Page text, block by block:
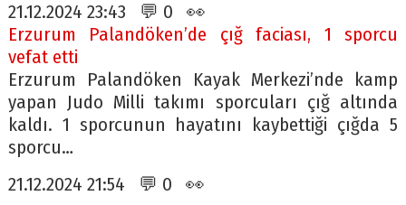
21.12.2024 23:43 💬 0 👀
Erzurum Palandöken’de çığ faciası, 1 sporcu
vefat etti
Erzurum Palandöken Kayak Merkezi’nde kamp
yapan Judo Milli takımı sporcuları çığ altında
kaldı. 1 sporcunun hayatını kaybettiği çığda 5
sporcu…
21.12.2024 21:54 💬 0 👀